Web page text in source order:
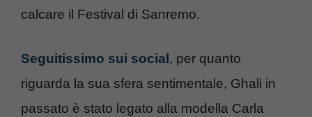
calcare il Festival di Sanremo.
Seguitissimo sui social , per quanto
riguarda la sua sfera sentimentale, Ghali in
passato è stato legato alla modella Carla